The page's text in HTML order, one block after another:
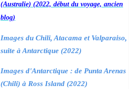
(Australie) (2022, début du voyage, ancien
blog)
Images du Chili, Atacama et Valparaiso,
suite à Antarctique (2022)
Images d'Antarctique : de Punta Arenas
(Chili) à Ross Island (2022)